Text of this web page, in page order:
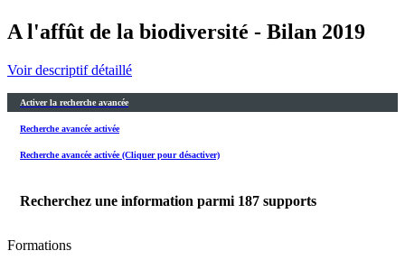
A l'affût de la biodiversité - Bilan 2019
Voir descriptif détaillé
Activer la recherche avancée
Recherche avancée activée
Recherche avancée activée (Cliquer pour désactiver)
Recherchez une information parmi 187 supports
Formations